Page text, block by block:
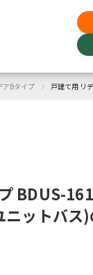
アBタイプ › 戸建て用 リ
BDUS-
ットバス